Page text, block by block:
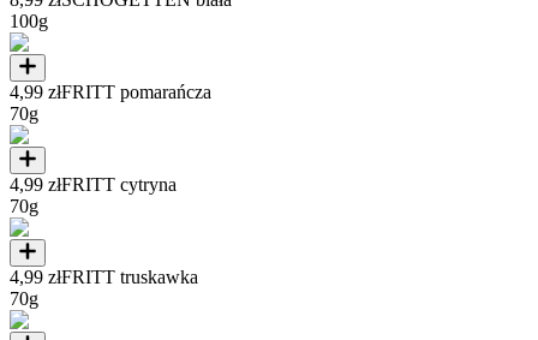
100g
4,99 złFRITT pomarańcza
70g
4,99 złFRITT cytryna
70g
4,99 złFRITT truskawka
70g